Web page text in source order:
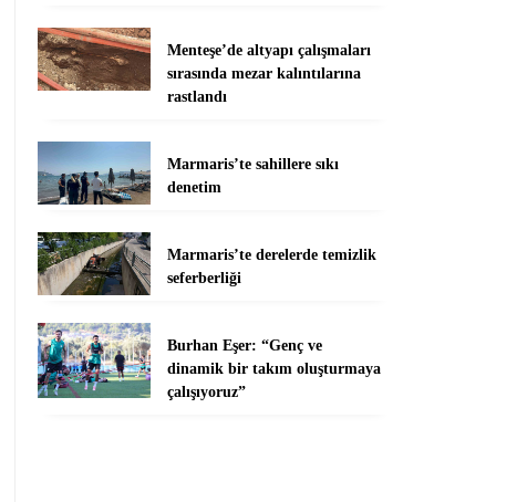
Menteşe’de altyapı çalışmaları
sırasında mezar kalıntılarına
rastlandı
Marmaris’te sahillere sıkı
denetim
Marmaris’te derelerde temizlik
seferberliği
Burhan Eşer: “Genç ve
dinamik bir takım oluşturmaya
çalışıyoruz”